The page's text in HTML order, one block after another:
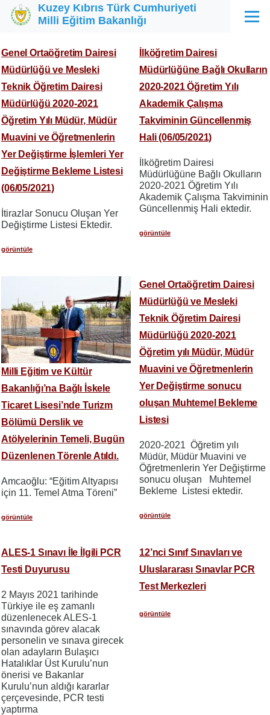
Ana içeriğe atla
Kuzey Kıbrıs Türk Cumhuriyeti
Milli Eğitim Bakanlığı
Menü
Genel Ortaöğretim Dairesi
Müdürlüğü ve Mesleki
Teknik Öğretim Dairesi
Müdürlüğü 2020-2021
Öğretim Yılı Müdür, Müdür
Muavini ve Öğretmenlerin
Yer Değiştirme İşlemleri Yer
Değiştirme Bekleme Listesi
(06/05/2021)
İtirazlar Sonucu Oluşan Yer
Değiştirme Listesi Ektedir.
görüntüle
İlköğretim Dairesi
Müdürlüğüne Bağlı Okulların
2020-2021 Öğretim Yılı
Akademik Çalışma
Takviminin Güncellenmiş
Hali (06/05/2021)
İlköğretim Dairesi
Müdürlüğüne Bağlı Okulların
2020-2021 Öğretim Yılı
Akademik Çalışma Takviminin
Güncellenmiş Hali ektedir.
görüntüle
Milli Eğitim ve Kültür
Bakanlığı’na Bağlı İskele
Ticaret Lisesi’nde Turizm
Bölümü Derslik ve
Atölyelerinin Temeli, Bugün
Düzenlenen Törenle Atıldı.
Amcaoğlu: “Eğitim Altyapısı
için 11. Temel Atma Töreni”
görüntüle
Genel Ortaöğretim Dairesi
Müdürlüğü ve Mesleki
Teknik Öğretim Dairesi
Müdürlüğü 2020-2021
Öğretim yılı Müdür, Müdür
Muavini ve Öğretmenlerin
Yer Değiştirme sonucu
oluşan Muhtemel Bekleme
Listesi
2020-2021 Öğretim yılı
Müdür, Müdür Muavini ve
Öğretmenlerin Yer Değiştirme
sonucu oluşan Muhtemel
Bekleme Listesi ektedir.
görüntüle
ALES-1 Sınavı İle İlgili PCR
Testi Duyurusu
2 Mayıs 2021 tarihinde
Türkiye ile eş zamanlı
düzenlenecek ALES-1
sınavında görev alacak
personelin ve sınava girecek
olan adayların Bulaşıcı
Hatalıklar Üst Kurulu’nun
önerisi ve Bakanlar
Kurulu’nun aldığı kararlar
çerçevesinde, PCR testi
yaptırma
12’nci Sınıf Sınavları ve
Uluslararası Sınavlar PCR
Test Merkezleri
görüntüle